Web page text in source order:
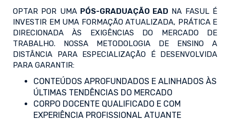
OPTAR POR UMA PÓS-GRADUAÇÃO EAD NA FASUL É
INVESTIR EM UMA FORMAÇÃO ATUALIZADA, PRÁTICA E
DIRECIONADA ÀS EXIGÊNCIAS DO MERCADO DE
TRABALHO. NOSSA METODOLOGIA DE ENSINO A
DISTÂNCIA PARA ESPECIALIZAÇÃO É DESENVOLVIDA
PARA GARANTIR:
CONTEÚDOS APROFUNDADOS E ALINHADOS ÀS
ÚLTIMAS TENDÊNCIAS DO MERCADO
CORPO DOCENTE QUALIFICADO E COM
EXPERIÊNCIA PROFISSIONAL ATUANTE